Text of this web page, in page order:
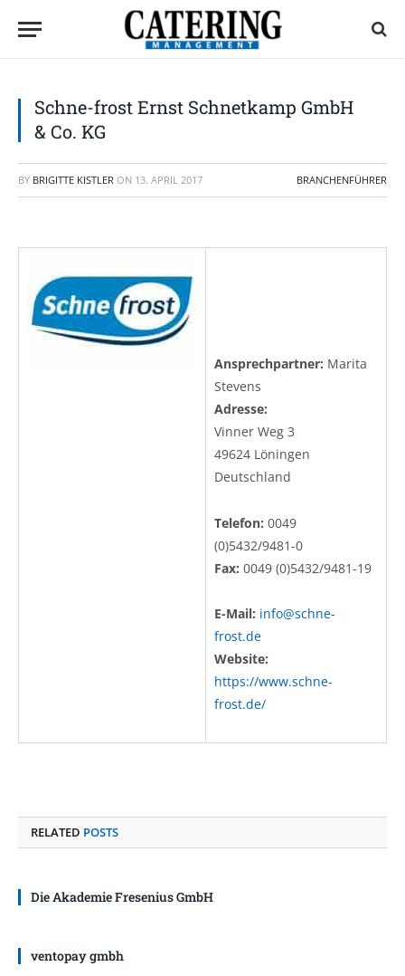
Schne-frost Ernst Schnetkamp GmbH
& Co. KG
BY BRIGITTE KISTLER ON 13. APRIL 2017 BRANCHENFÜHRER
Ansprechpartner: Marita
Stevens
Adresse:
Vinner Weg 3
49624 Löningen
Deutschland
Telefon: 0049
(0)5432/9481-0
Fax: 0049 (0)5432/9481-19
E-Mail: info@schne-
frost.de
Website:
https://www.schne-
frost.de/
RELATED POSTS
Die Akademie Fresenius GmbH
ventopay gmbh